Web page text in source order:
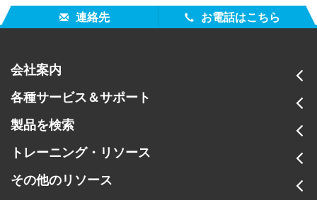
色
replacement USB 3.1 interface cable (TPZ-29541):
MA-5 QC
連絡先 お電話はこちら
会社案内
各種サービス＆サポート
製品を検索
トレーニング・リソース
その他のリソース